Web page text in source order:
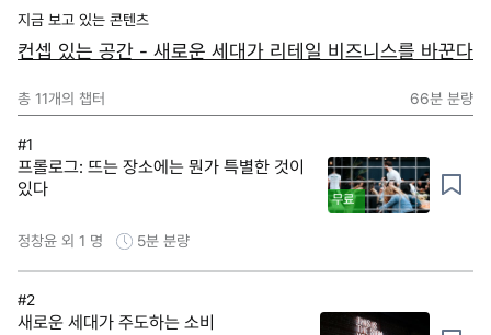
지금 보고 있는 콘텐츠
컨셉 있는 공간 - 새로운 세대가 리테일 비즈니스를 바꾼다
총 11개의 챕터 66분 분량
#1
프롤로그: 뜨는 장소에는 뭔가 특별한 것이
있다
무료
정창윤 외 1 명 5분 분량
#2
새로운 세대가 주도하는 소비